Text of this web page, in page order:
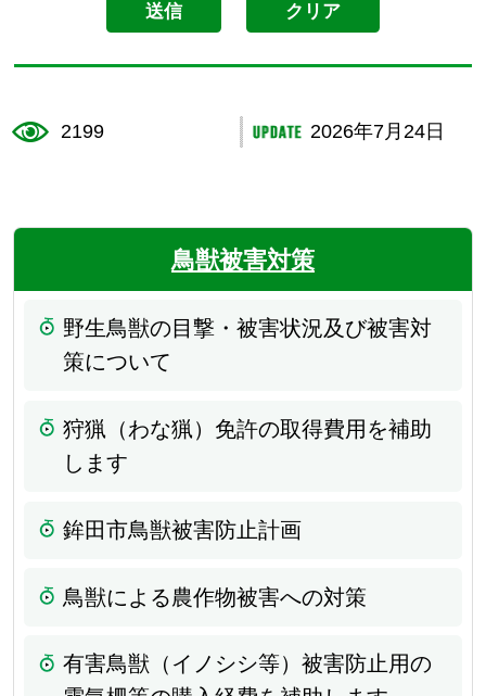
2199 2026年7月24日
鳥獣被害対策
野生鳥獣の目撃・被害状況及び被害対
策について
狩猟（わな猟）免許の取得費用を補助
します
鉾田市鳥獣被害防止計画
鳥獣による農作物被害への対策
有害鳥獣（イノシシ等）被害防止用の